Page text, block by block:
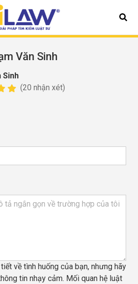
Văn Sinh
Sinh
(20 nhận xét)
về tình huống của bạn, nhưng hãy
tin nhạy cảm. Mối quan hệ luật